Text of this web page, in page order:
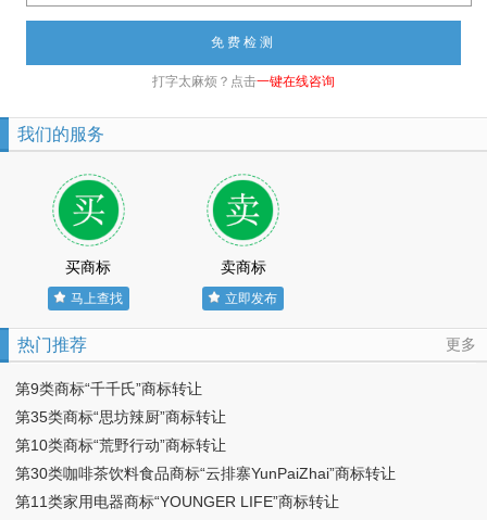
打字太麻烦？点击一键在线咨询
我们的服务
买商标
马上查找
卖商标
立即发布
更多
热门推荐
第9类商标“千千氏”商标转让
第35类商标“思坊辣厨”商标转让
第10类商标“荒野行动”商标转让
第30类咖啡茶饮料食品商标“云排寨YunPaiZhai”商标转让
第11类家用电器商标“YOUNGER LIFE”商标转让